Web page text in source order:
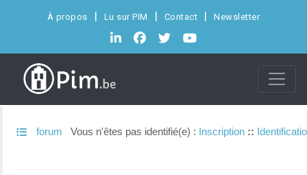
À propos Lu sur PIM Contact Newsletter
forum Vous n'êtes pas identifié(e) : Inscription ::